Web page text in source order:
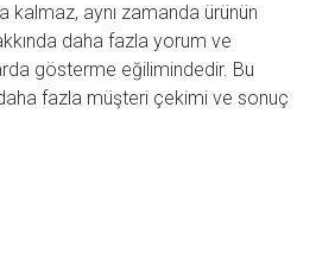
kalmaz, aynı zamanda ürünün
daha fazla yorum ve
gösterme eğilimindedir. Bu
fazla müşteri çekimi ve sonuç